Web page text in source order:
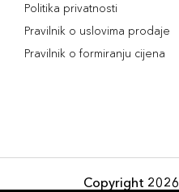
Politika privatnosti
Pravilnik o uslovima prodaje
Pravilnik o formiranju cijena
Copyright 2026